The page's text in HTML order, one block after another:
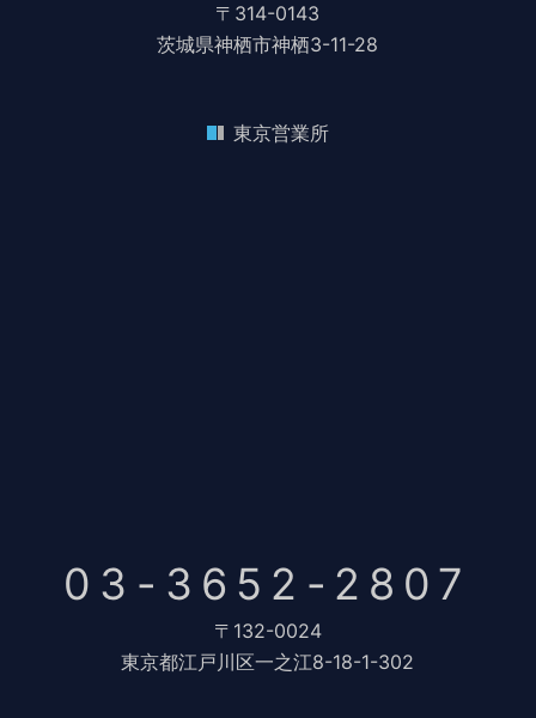
〒314-0143
茨城県神栖市神栖3-11-28
東京営業所
03-3652-2807
〒132-0024
東京都江戸川区一之江8-18-1-302